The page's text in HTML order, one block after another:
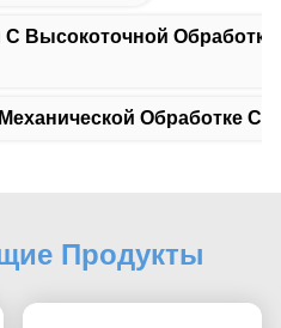
С Высокоточной
Обработке
Продукты